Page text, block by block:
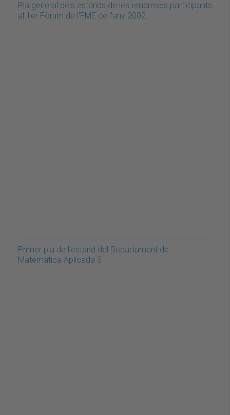
Pla general dels estands de les empreses participants
al 1er Fòrum de l'FME de l'any 2002
Primer pla de l'estand del Departament de
Matemàtica Aplicada 3